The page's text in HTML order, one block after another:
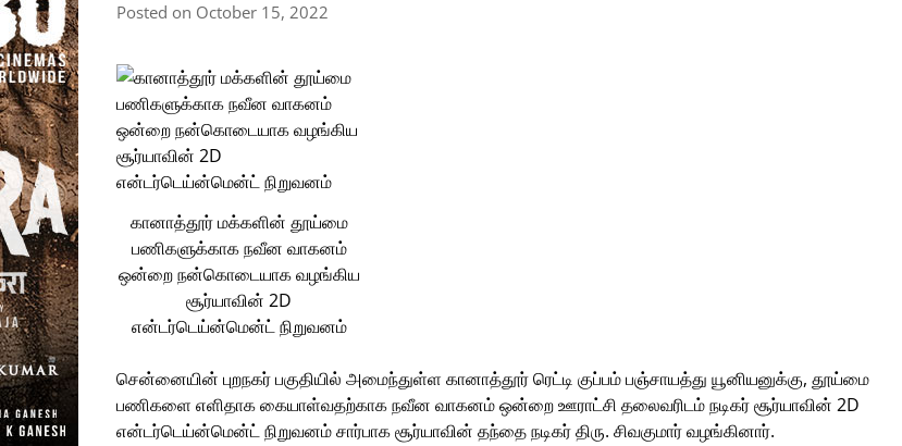
Posted on October 15, 2022
கானாத்தூர் மக்களின் தூய்மை
பணிகளுக்காக நவீன வாகனம்
ஒன்றை நன்கொடையாக வழங்கிய
சூர்யாவின் 2D
என்டர்டெய்ன்மென்ட் நிறுவனம்
சென்னையின் புறநகர் பகுதியில் அமைந்துள்ள கானாத்தூர் ரெட்டி குப்பம் பஞ்சாயத்து யூனியனுக்கு, தூய்மை
பணிகளை எளிதாக கையாள்வதற்காக நவீன வாகனம் ஒன்றை ஊராட்சி தலைவரிடம் நடிகர் சூர்யாவின் 2D
என்டர்டெய்ன்மென்ட் நிறுவனம் சார்பாக சூர்யாவின் தந்தை நடிகர் திரு. சிவகுமார் வழங்கினார்.